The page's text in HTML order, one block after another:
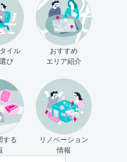
イル
び
おすすめ
エリア紹介
する
リノベーション
情報